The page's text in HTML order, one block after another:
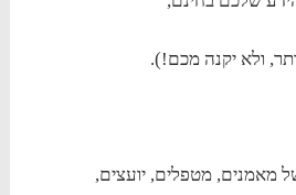
ולא יקנה מכם!).
מאמנים, מטפלים, יועצים,